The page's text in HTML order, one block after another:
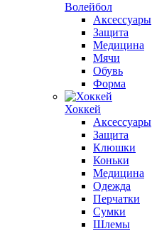
Волейбол
Аксессуары
Защита
Медицина
Мячи
Обувь
Форма
Хоккей
Аксессуары
Защита
Клюшки
Коньки
Медицина
Одежда
Перчатки
Сумки
Шлемы